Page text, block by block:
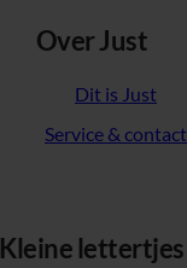
Over Just
Dit is Just
Service & contact
Kleine lettertjes